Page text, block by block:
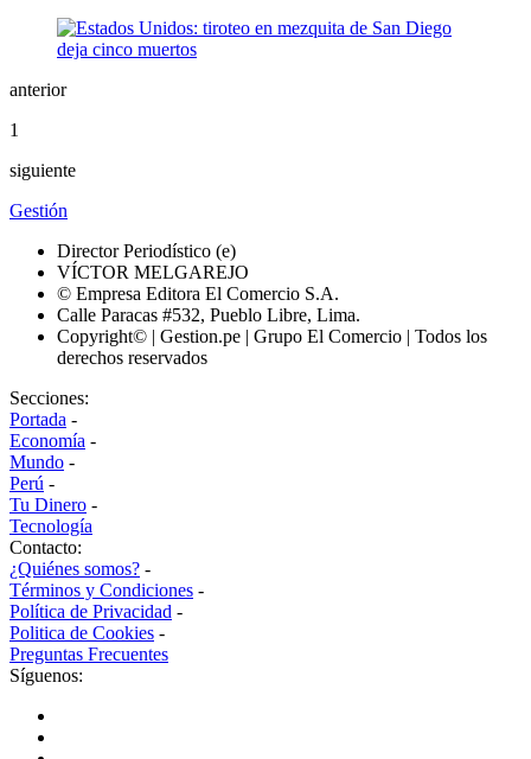
anterior
1
siguiente
Gestión
Director Periodístico (e)
VÍCTOR MELGAREJO
© Empresa Editora El Comercio S.A.
Calle Paracas #532, Pueblo Libre, Lima.
Copyright© | Gestion.pe | Grupo El Comercio | Todos los
derechos reservados
Secciones:
Portada -
Economía -
Mundo -
Perú -
Tu Dinero -
Tecnología
Contacto:
¿Quiénes somos? -
Términos y Condiciones -
Política de Privacidad -
Politica de Cookies -
Preguntas Frecuentes
Síguenos: